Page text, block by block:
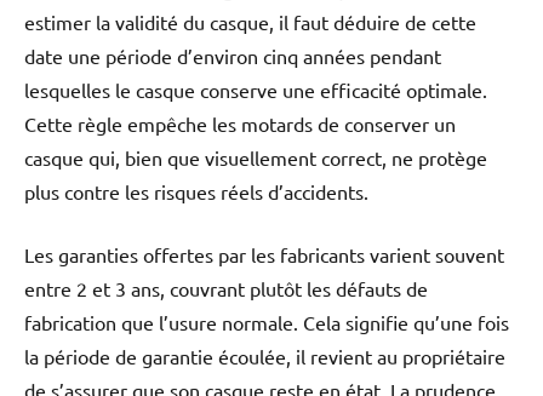
estimer la validité du casque, il faut déduire de cette
date une période d’environ cinq années pendant
lesquelles le casque conserve une efficacité optimale.
Cette règle empêche les motards de conserver un
casque qui, bien que visuellement correct, ne protège
plus contre les risques réels d’accidents.
Les garanties offertes par les fabricants varient souvent
entre 2 et 3 ans, couvrant plutôt les défauts de
fabrication que l’usure normale. Cela signifie qu’une fois
la période de garantie écoulée, il revient au propriétaire
de s’assurer que son casque reste en état. La prudence